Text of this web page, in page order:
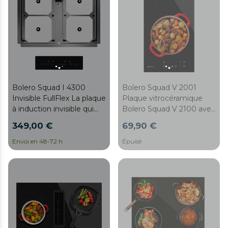
biseautée. Innovation et
flexibilité dans votre
cuisine !
Bolero Squad I 4300
Invisible FullFlex La plaque
à induction invisible qui
avec 7200 W de
puissance et contrôle
total
349,00 €
Envoi en 48-72 h
Bolero Squad V 2001
Plaque vitrocéramique
Bolero Squad V 2100 avec
puissance maximale 3000
W, Touch control.
69,90 €
Épuisé